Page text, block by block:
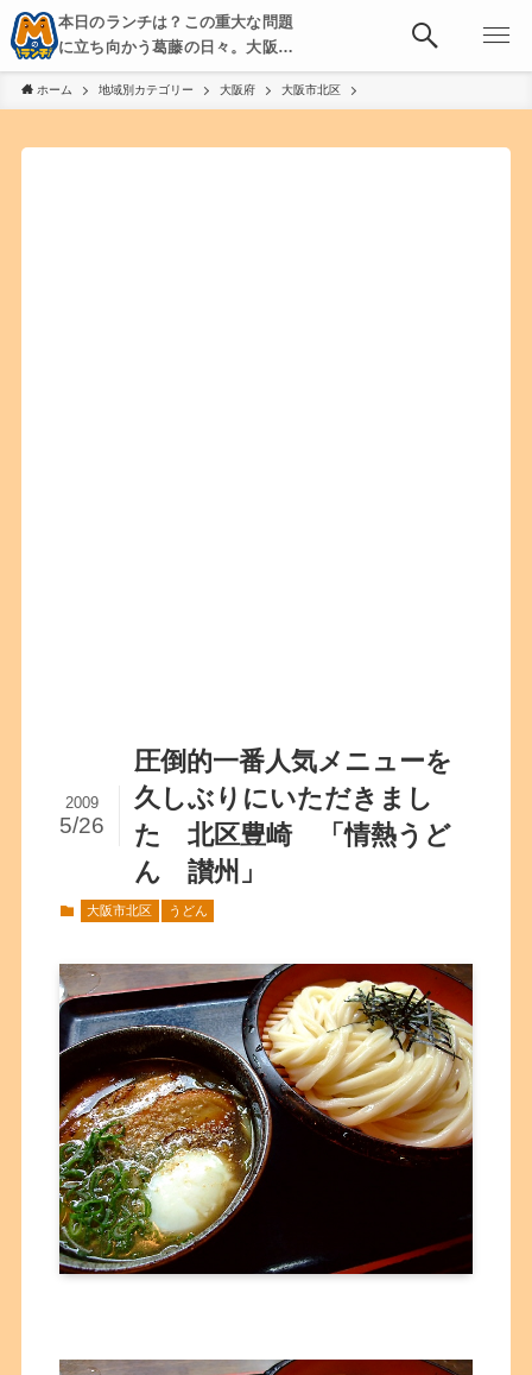
本日のランチは？この重大な問題
に立ち向かう葛藤の日々。大阪・
京都・神戸を中心とした食べ歩
き、飲み歩きを綴る。
ホーム 地域別カテゴリー 大阪府 大阪市北区
圧倒的一番人気メニューを
久しぶりにいただきまし
た 北区豊崎 「情熱うど
ん 讃州」
2009
5/26
大阪市北区 うどん